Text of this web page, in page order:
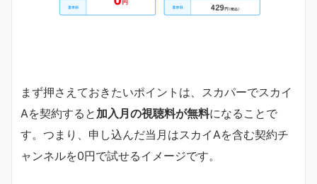
まず押さえておきたいポイントは、スカパーでスカイ
Aを契約すると 加入月の視聴料が無料になることで
す。つまり、申し込んだ当月はスカイAを含む契約チ
ャンネルを0円で試せるイメージです。